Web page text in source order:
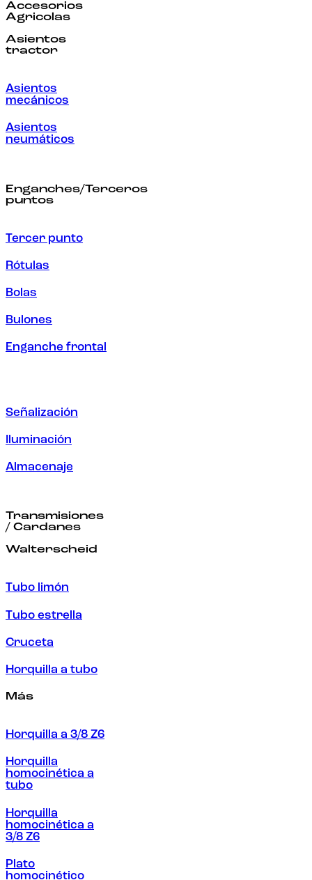
Accesorios
Agricolas
Asientos
tractor
Asientos
mecánicos
Asientos
neumáticos
Enganches/Terceros
puntos
Tercer punto
Rótulas
Bolas
Bulones
Enganche frontal
Señalización
Iluminación
Almacenaje
Transmisiones
/ Cardanes
Walterscheid
Tubo limón
Tubo estrella
Cruceta
Horquilla a tubo
Más
Horquilla a 3/8 Z6
Horquilla
homocinética a
tubo
Horquilla
homocinética a
3/8 Z6
Plato
homocinético